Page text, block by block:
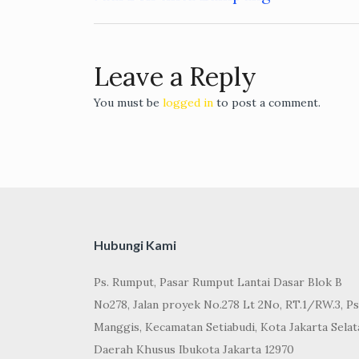
Post
navigation
Leave a Reply
You must be logged in to post a comment.
Hubungi Kami
Ps. Rumput, Pasar Rumput Lantai Dasar Blok B
No278, Jalan proyek No.278 Lt 2No, RT.1/RW.3,
Manggis, Kecamatan Setiabudi, Kota Jakarta
Daerah Khusus Ibukota Jakarta 12970